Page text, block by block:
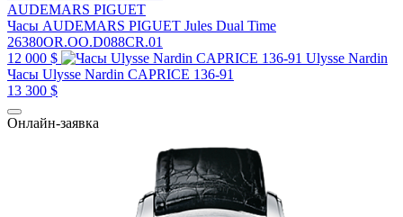
AUDEMARS PIGUET
Часы AUDEMARS PIGUET Jules Dual Time
26380OR.OO.D088CR.01
12 000 $
Ulysse Nardin
Часы Ulysse Nardin CAPRICE 136-91
13 300 $
Онлайн-заявка